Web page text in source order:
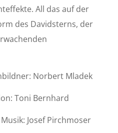
All das auf der
des Davidsterns, der
Norbert Mladek
Toni Bernhard
Josef Pirchmoser